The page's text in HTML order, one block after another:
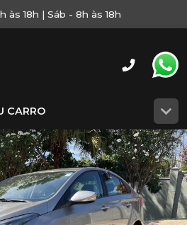
às 18h | Sáb - 8h às 18h
CARRO